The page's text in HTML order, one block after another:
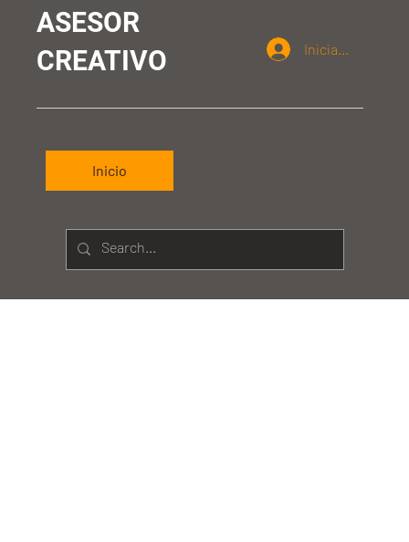
Inicio
Iniciar sesión
ASESOR
CREATIVO